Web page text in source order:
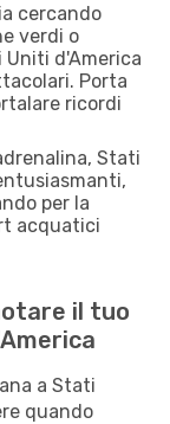
cercando
verdi o
d'America
Porta
ricordi
Stati
per la
acquatici
il tuo
a Stati
quando